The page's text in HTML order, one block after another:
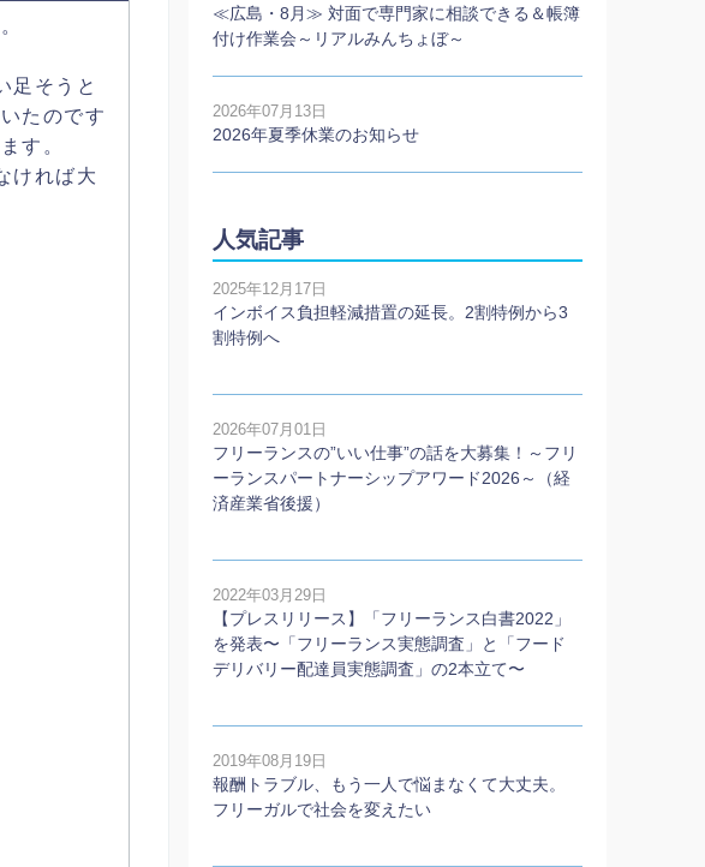
足そうと
たのです
す。
ければ大
≪広島・8月≫ 対面で専門家に相談できる＆帳簿
付け作業会～リアルみんちょぼ～
2026年07月13日
2026年夏季休業のお知らせ
人気記事
2025年12月17日
インボイス負担軽減措置の延長。2割特例から3
割特例へ
2026年07月01日
フリーランスの”いい仕事”の話を大募集！～フリ
ーランスパートナーシップアワード2026～（経
済産業省後援）
2022年03月29日
【プレスリリース】「フリーランス白書2022」
を発表〜「フリーランス実態調査」と「フード
デリバリー配達員実態調査」の2本⽴て〜
2019年08月19日
報酬トラブル、もう一人で悩まなくて大丈夫。
フリーガルで社会を変えたい